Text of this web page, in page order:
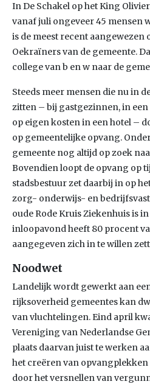
In De Schakel op het King
vanaf juli ongeveer 45 mensen
is de meest recent
Oekraïners van de gemeente.
college van b en w naar de
Steeds meer mensen die nu in
zitten – bij gastgezinnen, in
op eigen kosten in een hotel –
op gemeentelijke opvang.
gemeente nog altijd op zoek
Bovendien loopt de opvang op
stadsbestuur zet daarbij in op
zorg- onderwijs- en
oude Rode Kruis Ziekenhuis is
inloopavond heeft 80 procent
aangegeven zich in te willen
Noodwet
Landelijk wordt gewerkt aan
rijksoverheid gemeentes kan
van vluchtelingen. Eind april
Vereniging van Nederlandse
plaats daarvan juist te werken
het creëren van
door het versnellen van